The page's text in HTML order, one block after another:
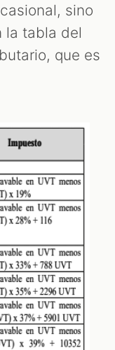
sino
la tabla del
que es